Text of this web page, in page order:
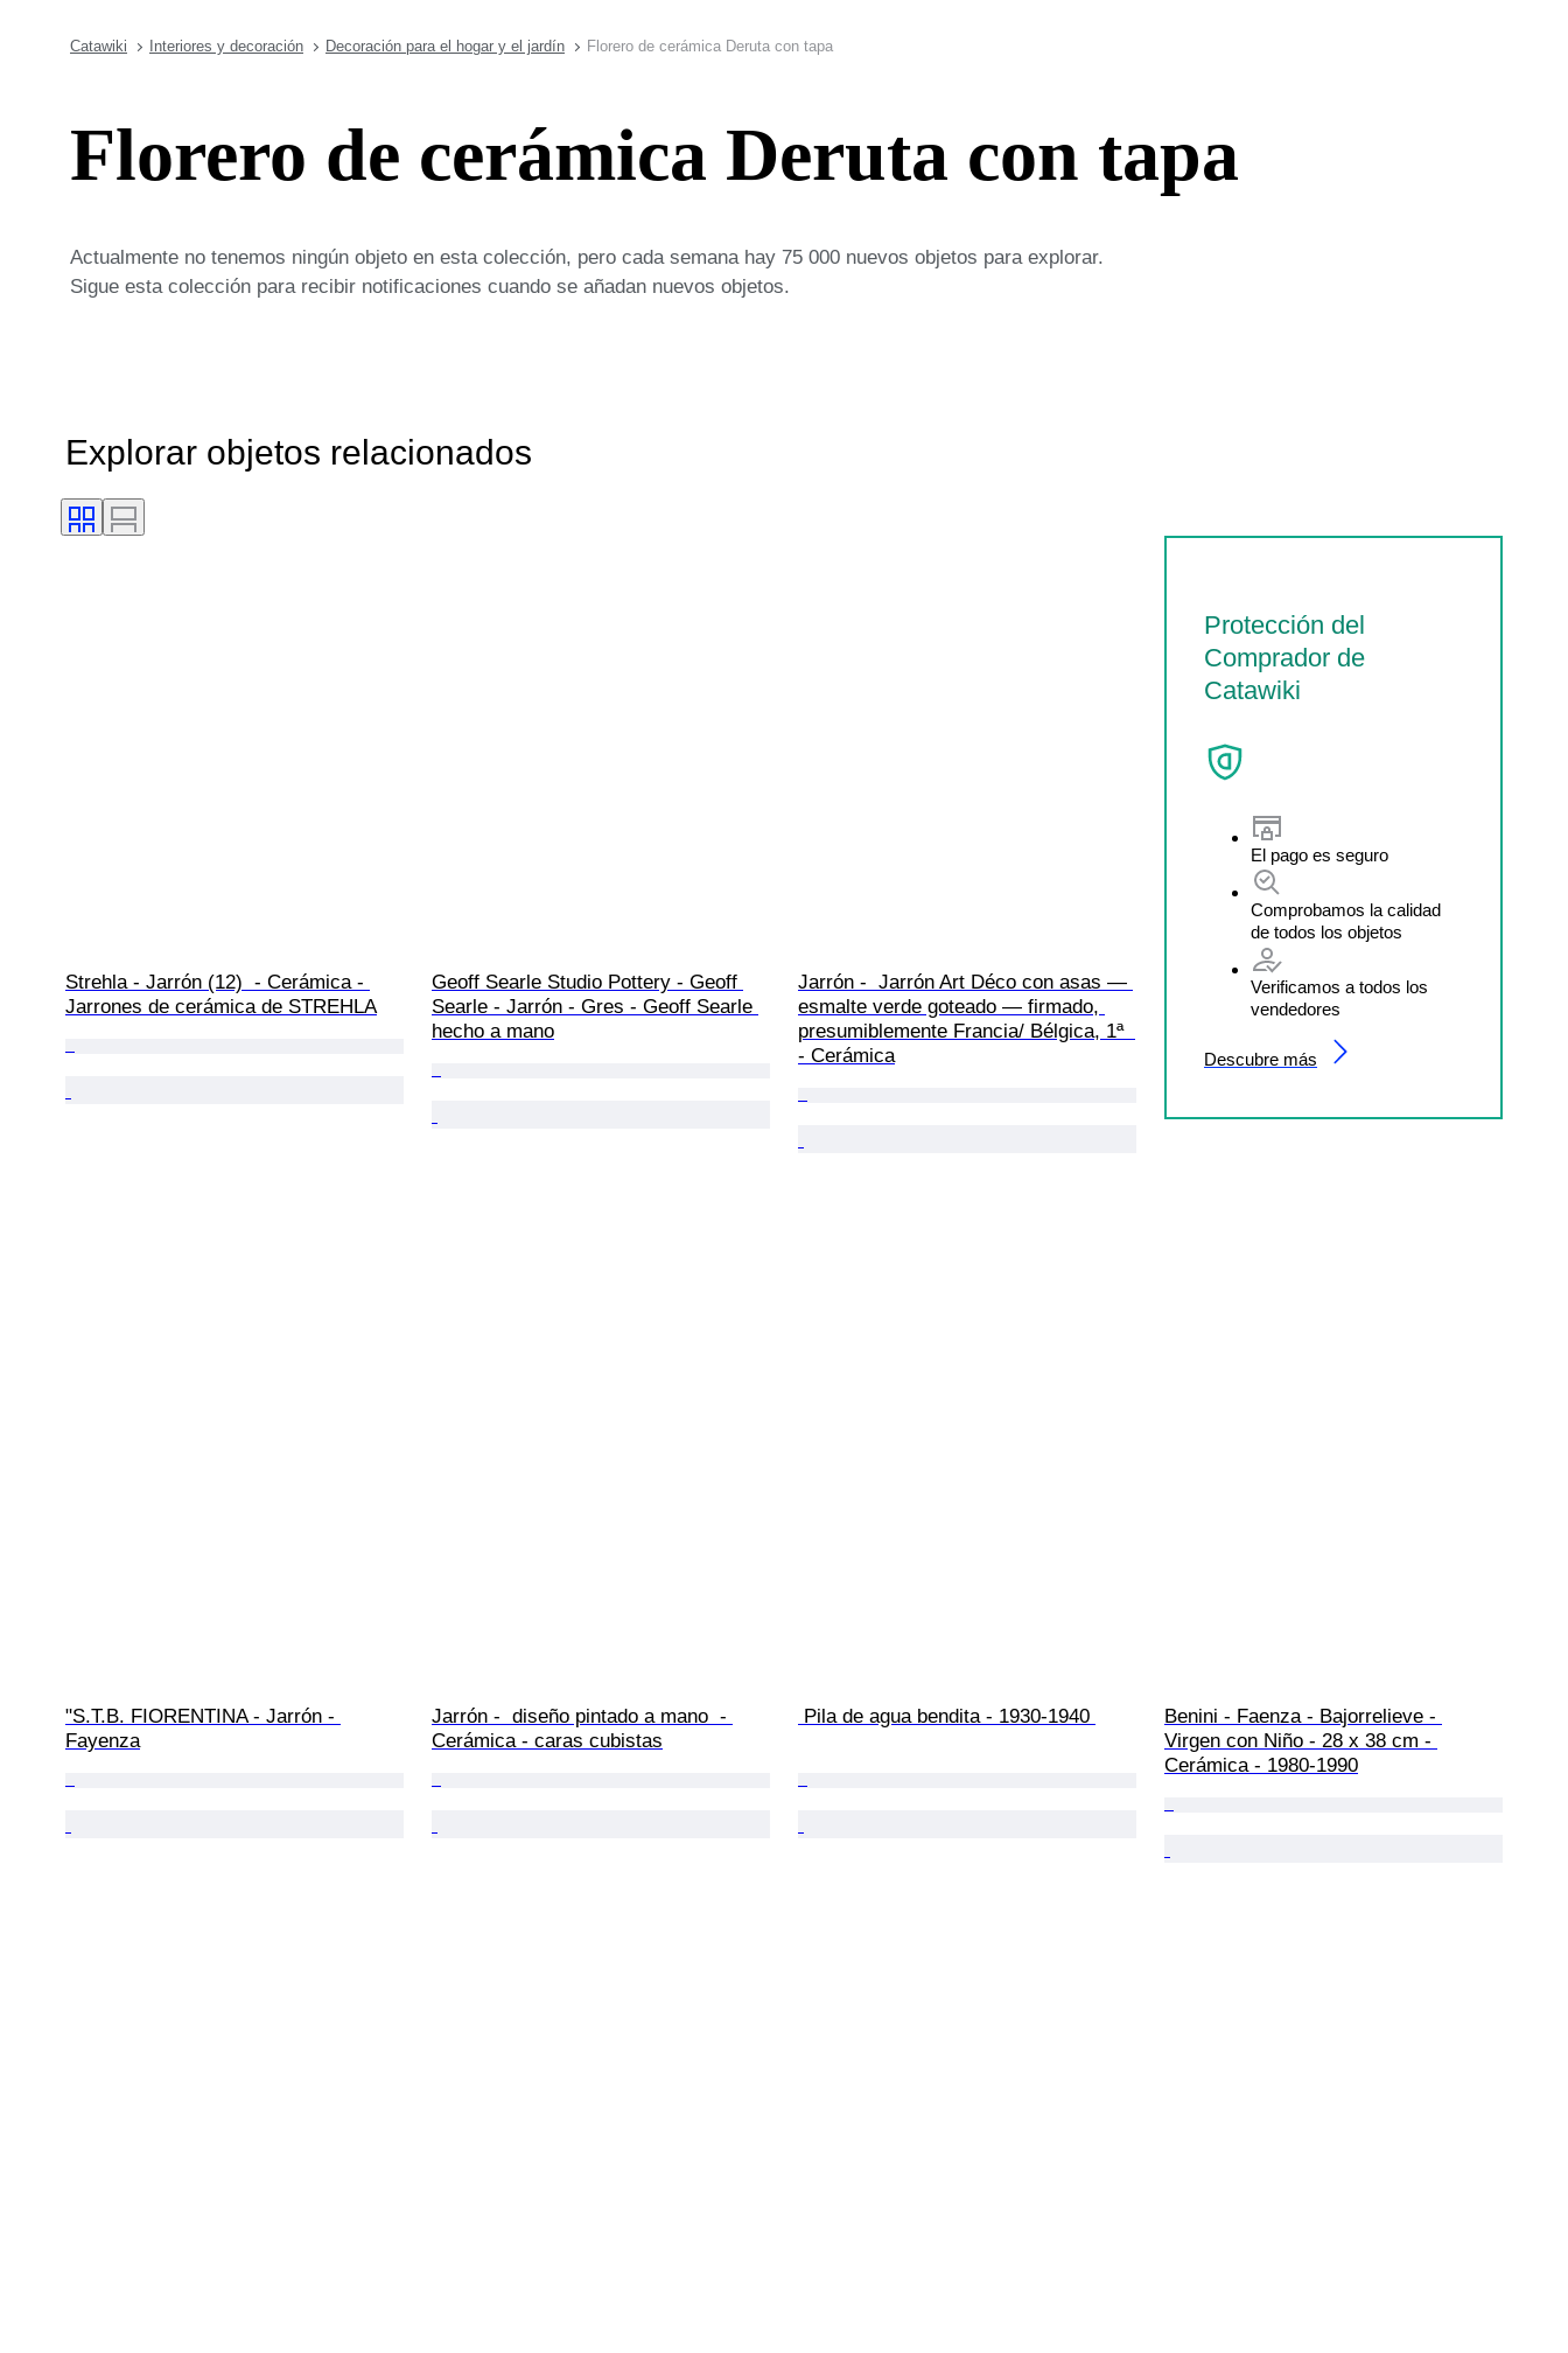
Catawiki Interiores y decoración Decoración para el hogar y el jardín Florero de cerámica Deruta con tapa
Florero de cerámica Deruta con tapa
Actualmente no tenemos ningún objeto en esta colección, pero cada semana hay 75 000 nuevos objetos para explorar.
Sigue esta colección para recibir notificaciones cuando se añadan nuevos objetos.
Explorar objetos relacionados
Protección del
Comprador de
Catawiki
El pago es seguro
Comprobamos la calidad
de todos los objetos
Verificamos a todos los
vendedores
Descubre más
Strehla - Jarrón (12)  - Cerámica -
Jarrones de cerámica de STREHLA
Geoff Searle Studio Pottery - Geoff
Searle - Jarrón - Gres - Geoff Searle
hecho a mano
Jarrón -  Jarrón Art Déco con asas —
esmalte verde goteado — firmado,
presumiblemente Francia/ Bélgica, 1ª
- Cerámica
"S.T.B. FIORENTINA - Jarrón -
Fayenza
Jarrón -  diseño pintado a mano  -
Cerámica - caras cubistas
Pila de agua bendita - 1930-1940
Benini - Faenza - Bajorrelieve -
Virgen con Niño - 28 x 38 cm -
Cerámica - 1980-1990